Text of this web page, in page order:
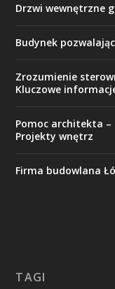
Drzwi wewnętrzne
Budynek
Zrozumienie
Kluczowe
Pomoc architekta –
Projekty wnętrz
Firma budowlana
TAGI